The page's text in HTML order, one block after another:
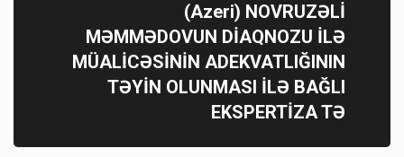
(Azeri) NOVRUZƏLİ
MƏMMƏDOVUN DİAQNOZU İLƏ
MÜALİCƏSİNİN ADEKVATLIĞININ
TƏYİN OLUNMASI İLƏ BAĞLI
EKSPERTİZA TƏ